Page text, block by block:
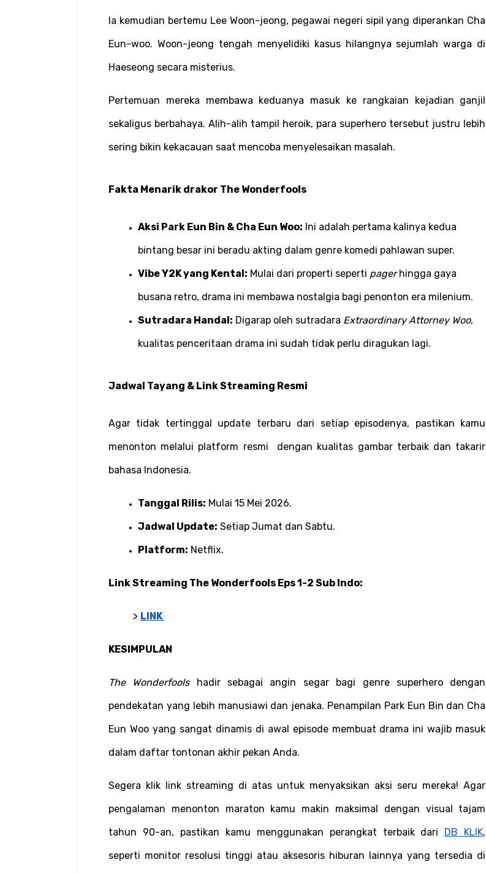
Ia kemudian bertemu Lee Woon-jeong, pegawai negeri sipil yang diperankan Cha
Eun-woo. Woon-jeong tengah menyelidiki kasus hilangnya sejumlah warga di
Haeseong secara misterius.
Pertemuan mereka membawa keduanya masuk ke rangkaian kejadian ganjil
sekaligus berbahaya. Alih-alih tampil heroik, para superhero tersebut justru lebih
sering bikin kekacauan saat mencoba menyelesaikan masalah.
Fakta Menarik drakor The Wonderfools
Aksi Park Eun Bin & Cha Eun Woo: Ini adalah pertama kalinya kedua
bintang besar ini beradu akting dalam genre komedi pahlawan super.
Vibe Y2K yang Kental: Mulai dari properti seperti pager hingga gaya
busana retro, drama ini membawa nostalgia bagi penonton era milenium.
Sutradara Handal: Digarap oleh sutradara Extraordinary Attorney Woo,
kualitas penceritaan drama ini sudah tidak perlu diragukan lagi.
Jadwal Tayang & Link Streaming Resmi
Agar tidak tertinggal update terbaru dari setiap episodenya, pastikan kamu
menonton melalui platform resmi  dengan kualitas gambar terbaik dan takarir
bahasa Indonesia.
Tanggal Rilis: Mulai 15 Mei 2026.
Jadwal Update: Setiap Jumat dan Sabtu.
Platform: Netflix.
Link Streaming The Wonderfools Eps 1-2 Sub Indo:
> LINK
KESIMPULAN
The Wonderfools hadir sebagai angin segar bagi genre superhero dengan
pendekatan yang lebih manusiawi dan jenaka. Penampilan Park Eun Bin dan Cha
Eun Woo yang sangat dinamis di awal episode membuat drama ini wajib masuk
dalam daftar tontonan akhir pekan Anda.
Segera klik link streaming di atas untuk menyaksikan aksi seru mereka! Agar
pengalaman menonton maraton kamu makin maksimal dengan visual tajam
tahun 90-an, pastikan kamu menggunakan perangkat terbaik dari DB KLIK,
seperti monitor resolusi tinggi atau aksesoris hiburan lainnya yang tersedia di